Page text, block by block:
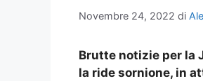
Novembre 24, 2022 di
Brutte notizie per la
la ride sornione, in